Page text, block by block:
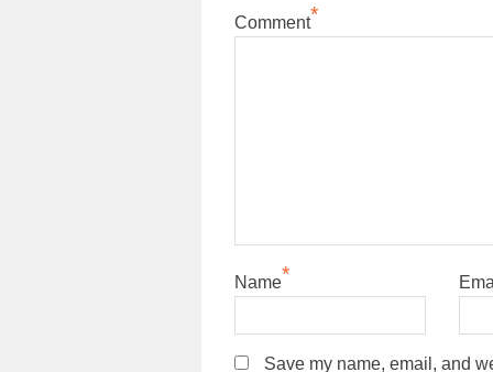
Comment*
Name*
Save my name, email, and